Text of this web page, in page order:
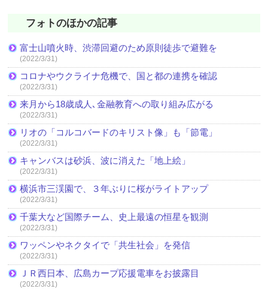
フォトのほかの記事
富士山噴火時、渋滞回避のため原則徒歩で避難を
(2022/3/31)
コロナやウクライナ危機で、国と都の連携を確認
(2022/3/31)
来月から18歳成人､金融教育への取り組み広がる
(2022/3/31)
リオの「コルコバードのキリスト像」も「節電」
(2022/3/31)
キャンバスは砂浜、波に消えた「地上絵」
(2022/3/31)
横浜市三渓園で、３年ぶりに桜がライトアップ
(2022/3/31)
千葉大など国際チーム、史上最遠の恒星を観測
(2022/3/31)
ワッペンやネクタイで「共生社会」を発信
(2022/3/31)
ＪＲ西日本、広島カープ応援電車をお披露目
(2022/3/31)